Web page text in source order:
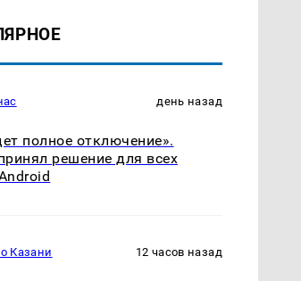
день назад
полное отключение».
решение для всех
Казани 12 часов назад